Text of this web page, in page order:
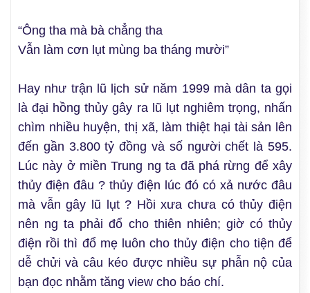
“Ông tha mà bà chẳng tha
Vẫn làm cơn lụt mùng ba tháng mười”
Hay như trận lũ lịch sử năm 1999 mà dân ta gọi
là đại hồng thủy gây ra lũ lụt nghiêm trọng, nhấn
chìm nhiều huyện, thị xã, làm thiệt hại tài sản lên
đến gần 3.800 tỷ đồng và số người chết là 595.
Lúc này ở miền Trung ng ta đã phá rừng để xây
thủy điện đâu ? thủy điện lúc đó có xả nước đâu
mà vẫn gây lũ lụt ? Hồi xưa chưa có thủy điện
nên ng ta phải đổ cho thiên nhiên; giờ có thủy
điện rồi thì đổ mẹ luôn cho thủy điện cho tiện để
dễ chửi và câu kéo được nhiều sự phẫn nộ của
bạn đọc nhằm tăng view cho báo chí.